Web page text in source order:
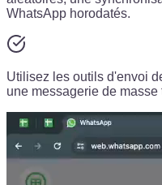
WhatsApp horodatés.
Utilisez les outils d'envoi
une messagerie de